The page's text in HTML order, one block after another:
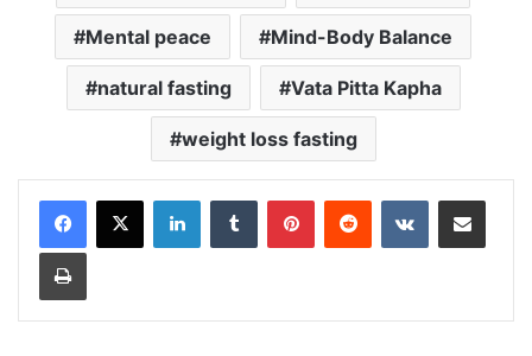
Mental peace Mind-Body Balance
natural fasting Vata Pitta Kapha
weight loss fasting
LinkedInTumblr PinterestReddit VKontakteShare via Email
Print